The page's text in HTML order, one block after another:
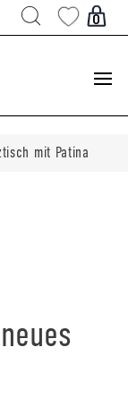
0
mit Patina